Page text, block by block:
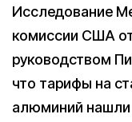
Исследование
комиссии США
руководством
что тарифы на
алюминий нашли